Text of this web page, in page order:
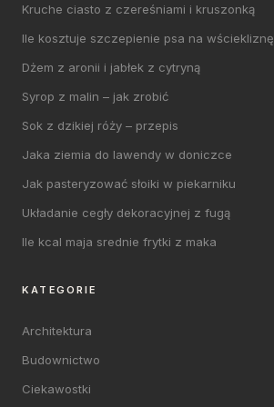
Kruche ciasto z czereśniami i kruszonką
Ile kosztuje szczepienie psa na wściekliznę
Dżem z aronii i jabłek z cytryną
Syrop z malin – jak zrobić
Sok z dzikiej róży – przepis
Jaka ziemia do lawendy w doniczce
Jak pasteryzować słoiki w piekarniku
Układanie cegły dekoracyjnej z fugą
Ile kcal maja srednie frytki z maka
KATEGORIE
Architektura
Budownictwo
Ciekawostki